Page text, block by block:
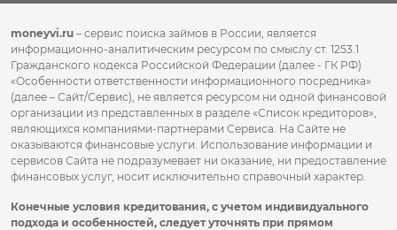
moneyvi.ru – сервис поиска займов в России, является
информационно-аналитическим ресурсом по смыслу ст. 1253.1
Гражданского кодекса Российской Федерации (далее - ГК РФ)
«Особенности ответственности информационного посредника»
(далее – Сайт/Сервис), не является ресурсом ни одной финансовой
организации из представленных в разделе «Список кредиторов»,
являющихся компаниями-партнерами Сервиса. На Сайте не
оказываются финансовые услуги. Использование информации и
сервисов Сайта не подразумевает ни оказание, ни предоставление
финансовых услуг, носит исключительно справочный характер.
Конечные условия кредитования, с учетом индивидуального
подхода и особенностей, следует уточнять при прямом